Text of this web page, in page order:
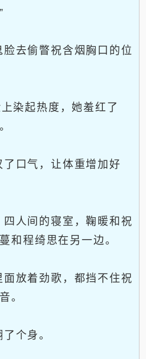
去偷瞥祝含烟胸口的位
染起热度，她羞红了
口气，让体重增加好
人间的寝室，鞠暖和祝
和程绮思在另一边。
放着劲歌，都挡不住祝
。
个身。